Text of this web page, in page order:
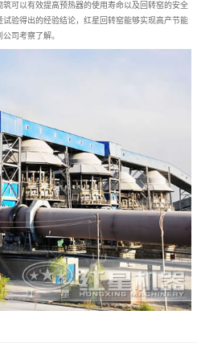
可以有效提高预热器的使用寿命以及回转窑的安全
验得出的经验结论，红星回转窑能够实现高产节能
司考察了解。